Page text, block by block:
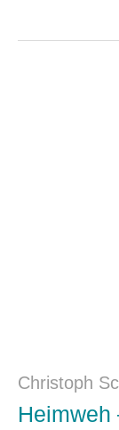
Christoph
Heimweh